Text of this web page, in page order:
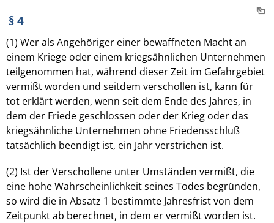
§ 4
(1) Wer als Angehöriger einer bewaffneten Macht an
einem Kriege oder einem kriegsähnlichen Unternehmen
teilgenommen hat, während dieser Zeit im Gefahrgebiet
vermißt worden und seitdem verschollen ist, kann für
tot erklärt werden, wenn seit dem Ende des Jahres, in
dem der Friede geschlossen oder der Krieg oder das
kriegsähnliche Unternehmen ohne Friedensschluß
tatsächlich beendigt ist, ein Jahr verstrichen ist.
(2) Ist der Verschollene unter Umständen vermißt, die
eine hohe Wahrscheinlichkeit seines Todes begründen,
so wird die in Absatz 1 bestimmte Jahresfrist von dem
Zeitpunkt ab berechnet, in dem er vermißt worden ist.